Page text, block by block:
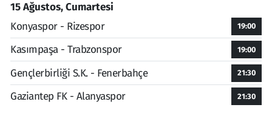
15 Ağustos, Cumartesi
Konyaspor - Rizespor
19:00
Kasımpaşa - Trabzonspor 19:00
Gençlerbirliği S.K. - Fenerbahçe 21:30
Gaziantep FK - Alanyaspor 21:30